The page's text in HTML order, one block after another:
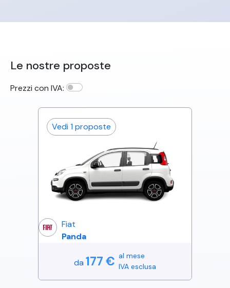
Le nostre proposte
Prezzi con IVA:
Vedi 1 proposte
Fiat
Panda
da 177 € al mese
IVA esclusa